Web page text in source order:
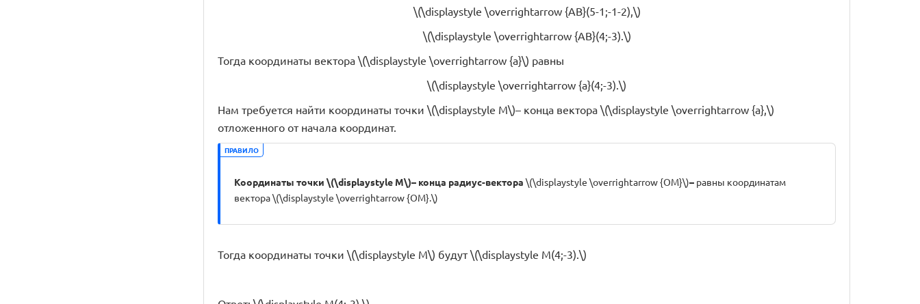
\(\displaystyle \overrightarrow {AB}(5-1;-1-2),\)
\(\displaystyle \overrightarrow {AB}(4;-3).\)
Тогда координаты вектора \(\displaystyle \overrightarrow {a}\) равны
\(\displaystyle \overrightarrow {a}(4;-3).\)
Нам требуется найти координаты точки \(\displaystyle M\)– конца вектора \(\displaystyle \overrightarrow {a},\)
отложенного от начала координат.
ПРАВИЛО
Координаты точки \(\displaystyle M\)– конца радиус-вектора\(\displaystyle \overrightarrow {OM}\)– равны координатам
вектора \(\displaystyle \overrightarrow {OM}.\)
Тогда координаты точки \(\displaystyle M\) будут \(\displaystyle M(4;-3).\)